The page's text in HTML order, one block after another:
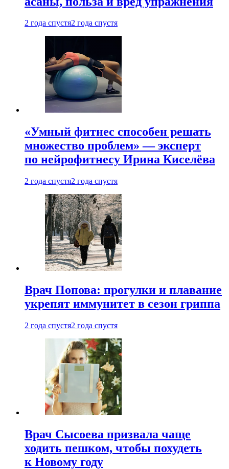
2 года спустя2 года спустя
«Умный фитнес способен решать
множество проблем» — эксперт
по нейрофитнесу Ирина Киселёва
2 года спустя2 года спустя
Врач Попова: прогулки и плавание
укрепят иммунитет в сезон гриппа
2 года спустя2 года спустя
Врач Сысоева призвала чаще
ходить пешком, чтобы похудеть
к Новому году